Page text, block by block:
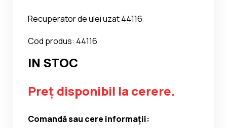
Recuperator de ulei uzat 44116
Cod produs: 44116
IN STOC
Preț disponibil la cerere.
Comandă sau cere informații: